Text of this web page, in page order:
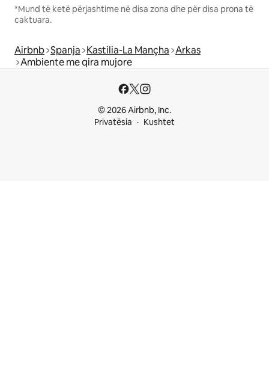
*Mund të ketë përjashtime në disa zona dhe për disa prona të
caktuara.
Airbnb Spanja Kastilia-La Mançha Arkas
Ambiente me qira mujore
© 2026 Airbnb, Inc.
Privatësia
Kushtet